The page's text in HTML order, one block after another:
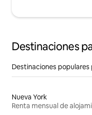
Destinaciones
Destinaciones
Nueva York